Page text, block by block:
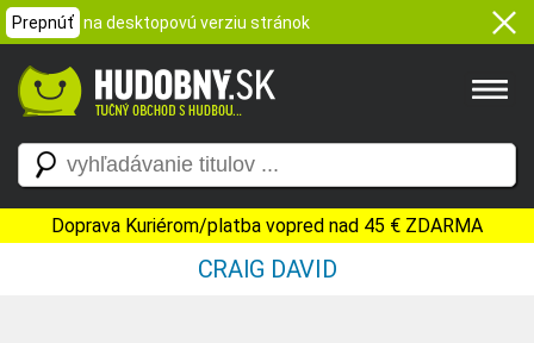
Prepnúť na desktopovú verziu stránok
Doprava Kuriérom/platba vopred nad 45 € ZDARMA
CRAIG DAVID